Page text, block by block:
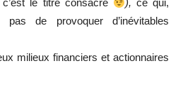
le titre consacré ), ce qui,
de provoquer d’inévitables
milieux financiers et actionnaires